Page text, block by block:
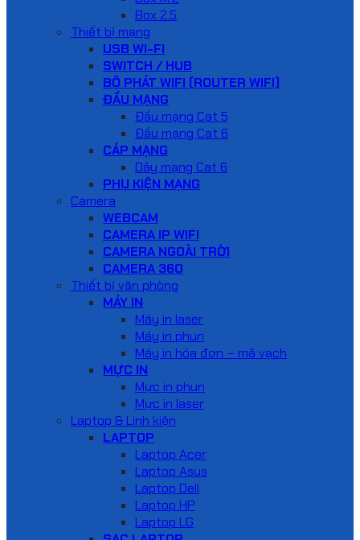
Box 2.5
Thiết bị mạng
USB WI-FI
SWITCH / HUB
BỘ PHÁT WIFI (ROUTER WIFI)
ĐẦU MẠNG
Đầu mạng Cat 5
Đầu mạng Cat 6
CÁP MẠNG
Dây mạng Cat 6
PHỤ KIỆN MẠNG
Camera
WEBCAM
CAMERA IP WIFI
CAMERA NGOÀI TRỜI
CAMERA 360
Thiết bị văn phòng
MÁY IN
Máy in laser
Máy in phun
Máy in hóa đơn – mã vạch
MỰC IN
Mực in phun
Mực in laser
Laptop & Linh kiện
LAPTOP
Laptop Acer
Laptop Asus
Laptop Dell
Laptop HP
Laptop LG